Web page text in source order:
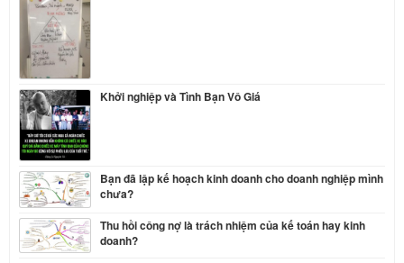
Khởi nghiệp và Tình Bạn Vô Giá
Bạn đã lập kế hoạch kinh doanh cho doanh nghiệp mình
chưa?
Thu hồi công nợ là trách nhiệm của kế toán hay kinh
doanh?